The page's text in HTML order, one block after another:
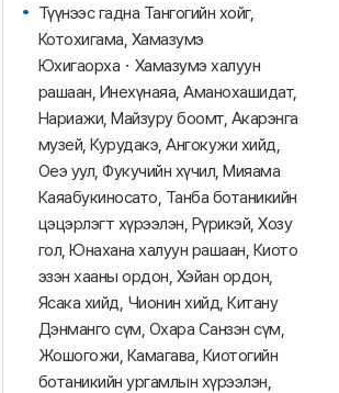
Түүнээс гадна Тангогийн хойг,
Котохигама, Хамазумэ
Юхигаорха・Хамазумэ халуун
рашаан, Инехүнаяа, Аманохашидат,
Нариажи, Майзуру боомт, Акарэнга
музей, Курудакэ, Ангокужи хийд,
Оеэ уул, Фукучийн хүчил, Мияама
Каяабукиносато, Танба ботаникийн
цэцэрлэгт хүрээлэн, Рүрикэй, Хозу
гол, Юнахана халуун рашаан, Киото
эзэн хааны ордон, Хэйан ордон,
Ясака хийд, Чионин хийд, Китану
Дэнманго сүм, Охара Санзэн сүм,
Жошогожи, Камагава, Киотогийн
ботаникийн ургамлын хүрээлэн,